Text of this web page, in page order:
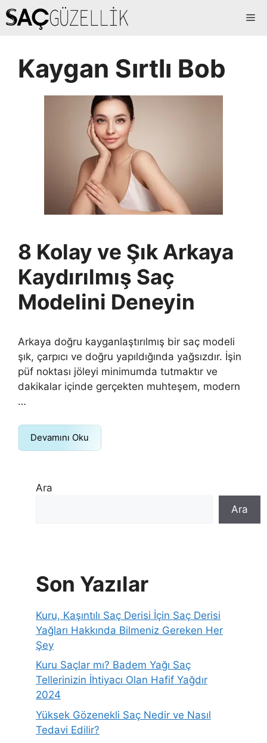
İçeriğe
atla
Kaygan Sırtlı Bob
8 Kolay ve Şık Arkaya
Kaydırılmış Saç
Modelini Deneyin
Arkaya doğru kayganlaştırılmış bir saç modeli
şık, çarpıcı ve doğru yapıldığında yağsızdır. İşin
püf noktası jöleyi minimumda tutmaktır ve
dakikalar içinde gerçekten muhteşem, modern
…
Devamını Oku
Ara
Ara
Son Yazılar
Kuru, Kaşıntılı Saç Derisi İçin Saç Derisi
Yağları Hakkında Bilmeniz Gereken Her
Şey
Kuru Saçlar mı? Badem Yağı Saç
Tellerinizin İhtiyacı Olan Hafif Yağdır
2024
Yüksek Gözenekli Saç Nedir ve Nasıl
Tedavi Edilir?